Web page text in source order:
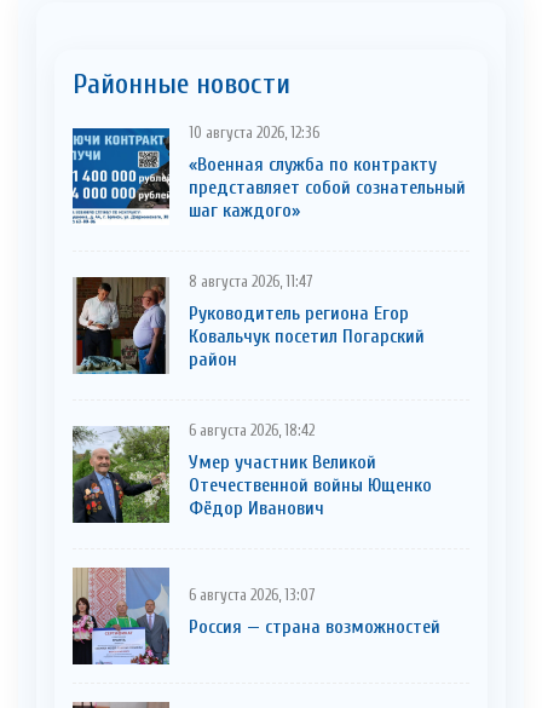
Районные новости
10 августа 2026, 12:36
«Военная служба по контракту
представляет собой сознательный
шаг каждого»
8 августа 2026, 11:47
Руководитель региона Егор
Ковальчук посетил Погарский
район
6 августа 2026, 18:42
Умер участник Великой
Отечественной войны Ющенко
Фёдор Иванович
6 августа 2026, 13:07
Россия — страна возможностей